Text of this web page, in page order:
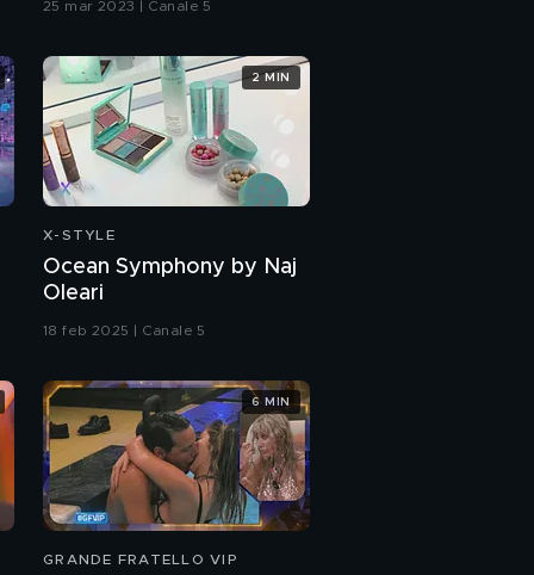
I Cugini di Campagna:
2023"
Il successo dei Cugini
di Campagna
I Cugini di Campagna:
I Cugini di Campagna: il
ritorno di Nick nel
gruppo
Ivano de I Cugini di
25 mar 2023 | Canale 5
X-STYLE
Ocean Symphony by Naj
Oleari
18 feb 2025 | Canale 5
2 MIN
GRANDE FRATELLO VIP
6 MIN